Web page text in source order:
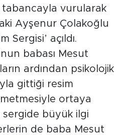
tabancayla vurularak
Ayşenur Çolakoğlu
Sergisi’ açıldı.
babası Mesut
ardından psikolojik
gittiği resim
ortaya
sergide büyük ilgi
de baba Mesut